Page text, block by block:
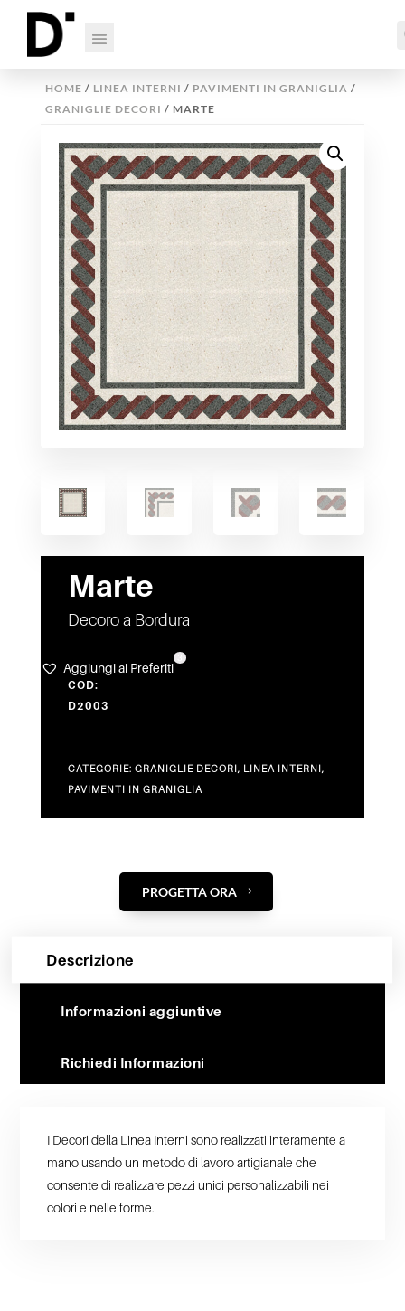
HOME / LINEA INTERNI / PAVIMENTI IN GRANIGLIA /
GRANIGLIE DECORI / MARTE
Marte
Decoro a Bordura
Aggiungi ai Preferiti
COD:
D2003
CATEGORIE: GRANIGLIE DECORI, LINEA INTERNI,
PAVIMENTI IN GRANIGLIA
PROGETTA ORA
Descrizione
Informazioni aggiuntive
Richiedi Informazioni
I Decori della Linea Interni sono realizzati interamente a
mano usando un metodo di lavoro artigianale che
consente di realizzare pezzi unici personalizzabili nei
colori e nelle forme.